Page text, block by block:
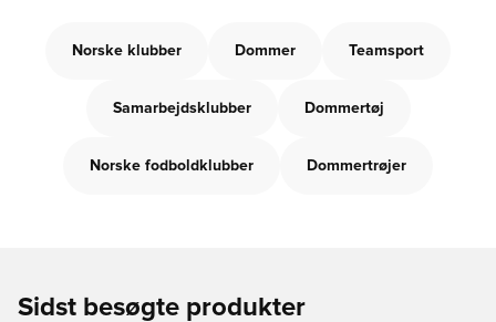
Norske klubber Dommer Teamsport
Samarbejdsklubber Dommertøj
Norske fodboldklubber Dommertrøjer
Sidst besøgte produkter